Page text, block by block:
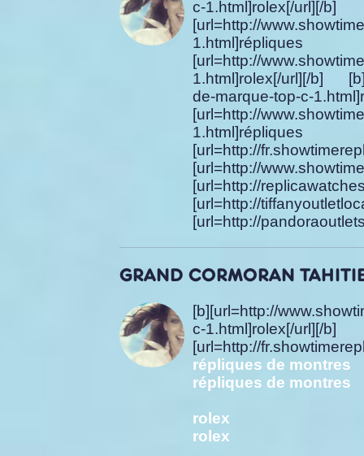
c-1.html]rolex[/url][/
[url=http://
[url=http://
1.html]rolex[/url][/b]
de-marque-top-c-
[url=http://
[url=http://
[url=http://
[url=http://
[url=http://
[url=http://
GRAND CORMORAN
[b][url=http://
c-
[url=http://
répliques de montres
répliques de montres
rolex
rolex